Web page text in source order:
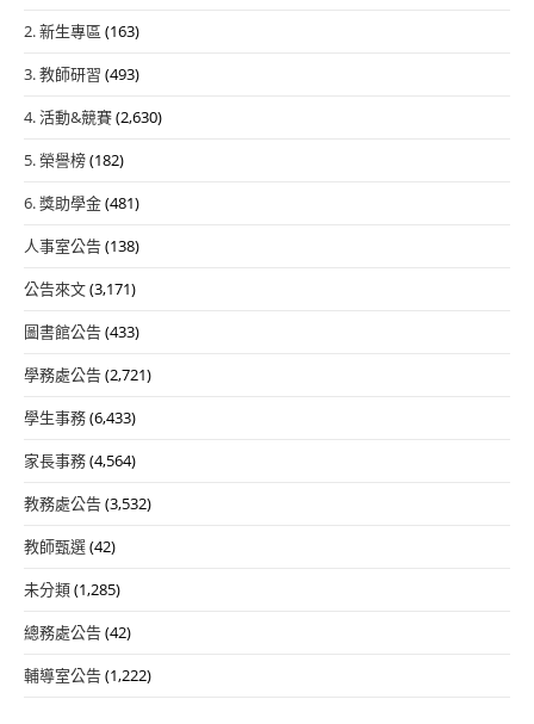
2. 新生專區 (163)
3. 教師研習 (493)
4. 活動&競賽(2,630)
5. 榮譽榜(182)
6. 獎助學金(481)
人事室公告(138)
公告來文(3,171)
圖書館公告(433)
學務處公告(2,721)
學生事務(6,433)
家長事務(4,564)
教務處公告(3,532)
教師甄選(42)
未分類(1,285)
總務處公告(42)
輔導室公告(1,222)